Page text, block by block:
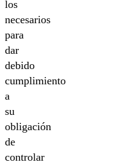
los
necesarios
para
dar
debido
cumplimiento
a
su
obligación
de
controlar